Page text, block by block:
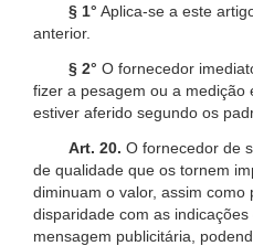
§ 1° Aplica-se a este
anterior.
§ 2° O fornecedor
fizer a pesagem ou a medição
estiver aferido segundo os
Art. 20. O fornecedor de
de qualidade que os tornem
diminuam o valor, assim
disparidade com as
mensagem publicitária,